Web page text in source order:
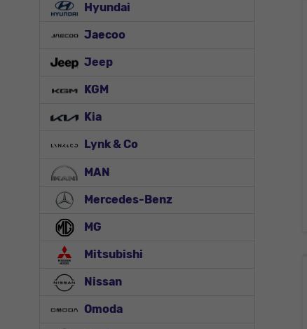
Hyundai
Jaecoo
Jeep
KGM
Kia
Lynk & Co
MAN
Mercedes-Benz
MG
Mitsubishi
Nissan
Omoda